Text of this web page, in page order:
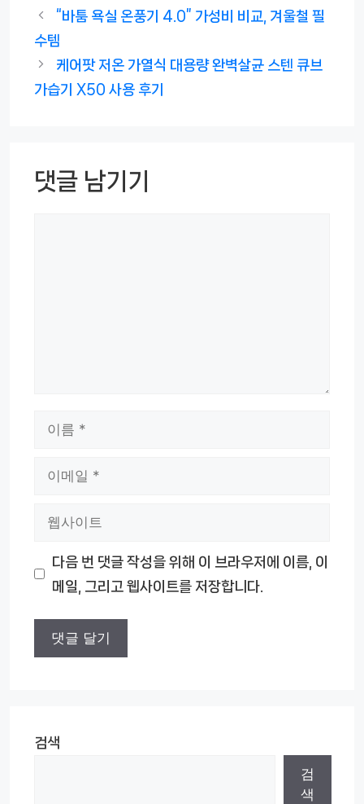
테
리
“바툼 욕실 온풍기 4.0” 가성비 비교, 겨울철 필
수템
케어팟 저온 가열식 대용량 완벽살균 스텐 큐브
가습기 X50 사용 후기
댓글 남기기
다음 번 댓글 작성을 위해 이 브라우저에 이름, 이
메일, 그리고 웹사이트를 저장합니다.
검색
검
색